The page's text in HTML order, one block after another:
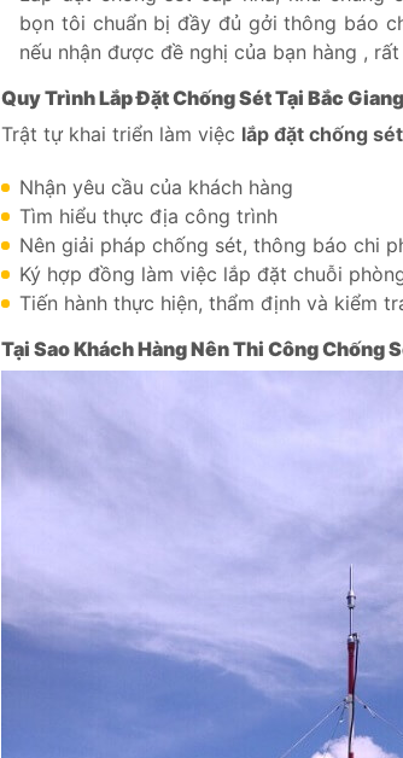
bọn tôi chuẩn bị đầy đủ gởi thông báo
nếu nhận được đề nghị của bạn hàng ,
Quy Trình Lắp Đặt Chống Sét Tại Bắc Giang
Trật tự khai triển làm việc lắp đặt chống
Nhận yêu cầu của khách hàng
Tìm hiểu thực địa công trình
Nên giải pháp chống sét, thông báo chi
Ký hợp đồng làm việc lắp đặt chuỗi
Tiến hành thực hiện, thẩm định và kiểm
Tại Sao Khách Hàng Nên Thi Công Chống